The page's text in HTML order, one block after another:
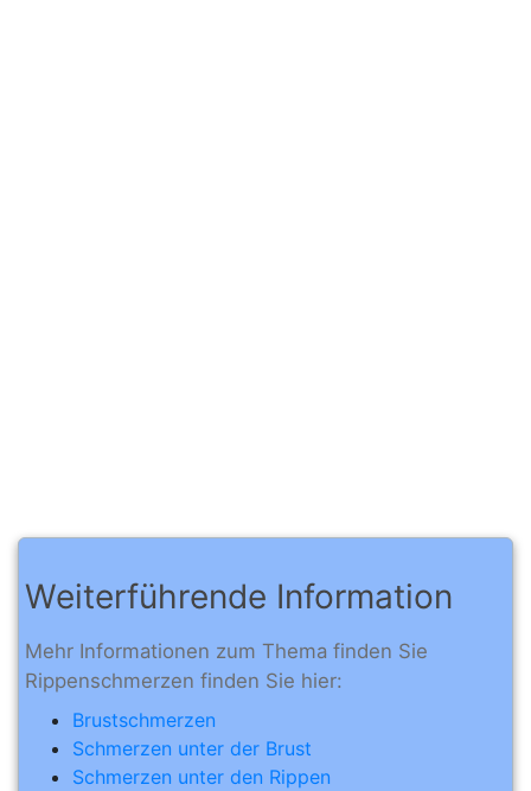
Weiterführende Information
Mehr Informationen zum Thema finden Sie
Rippenschmerzen finden Sie hier:
Brustschmerzen
Schmerzen unter der Brust
Schmerzen unter den Rippen